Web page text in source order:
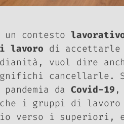
contesto
lavoro di accettarle
vuol dire
cancellarle.
da Covid-19 ,
i gruppi di lavoro
i superiori,